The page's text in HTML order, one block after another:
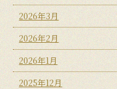
2026年3月
2026年2月
2026年1月
2025年12月